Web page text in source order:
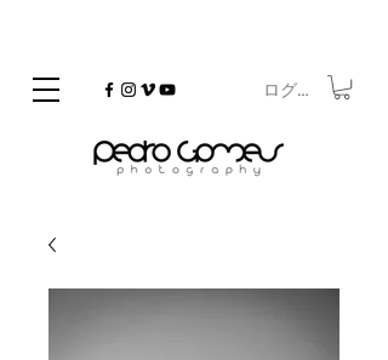
Copyrighted
ログイン